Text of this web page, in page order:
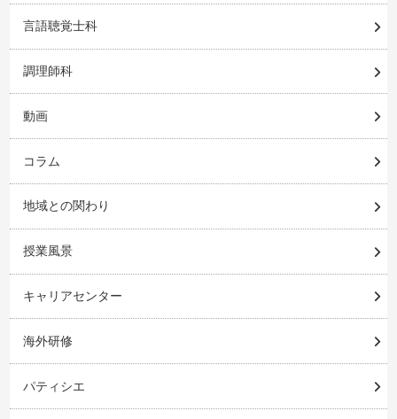
言語聴覚士科
調理師科
動画
コラム
地域との関わり
授業風景
キャリアセンター
海外研修
パティシエ